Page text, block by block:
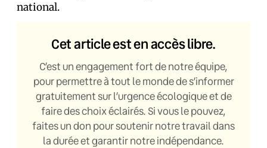
national.
Cet article est en accès libre.
C’est un engagement fort de notre équipe,
pour permettre à tout le monde de s’informer
gratuitement sur l’urgence écologique et de
faire des choix éclairés. Si vous le pouvez,
faites un don pour soutenir notre travail dans
la durée et garantir notre indépendance.